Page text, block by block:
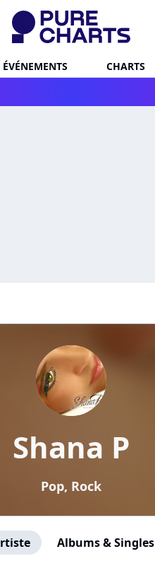
CHARTS
Shana P
Pop, Rock
Albums & Singles